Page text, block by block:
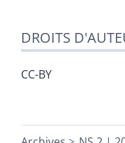
DROITS
CC-BY